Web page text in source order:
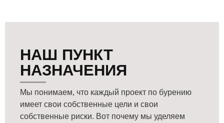
НАШ ПУНКТ
НАЗНАЧЕНИЯ
Мы понимаем, что каждый проект по бурению
имеет свои собственные цели и свои
собственные риски. Вот почему мы уделяем